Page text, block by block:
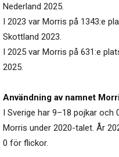
Nederland 2025.
I 2023 var Morris på 1343:e
Skottland 2023.
I 2025 var Morris på 631:e
2025.
Användning av namnet
I Sverige har 9–18 pojkar
Morris under 2020-talet. År
0 för flickor.